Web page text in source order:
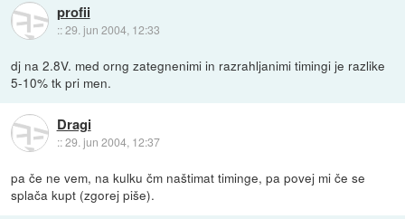
profii
::29. jun 2004, 12:33
dj na 2.8V. med orng zategnenimi in razrahljanimi timingi je razlike
5-10% tk pri men.
Dragi
::29. jun 2004, 12:37
pa če ne vem, na kulku čm naštimat timinge, pa povej mi če se
splača kupt (zgorej piše).